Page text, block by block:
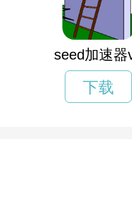
seed加速器
下载